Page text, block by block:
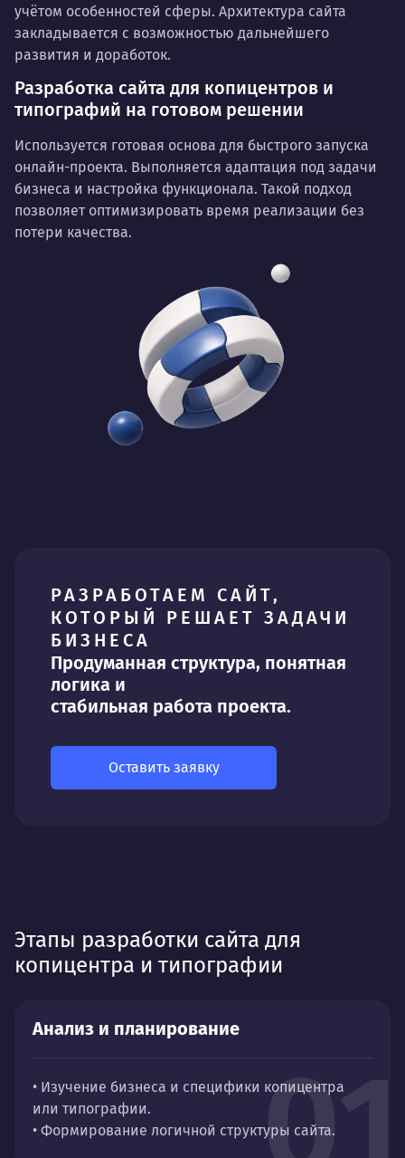
учётом особенностей сферы. Архитектура сайта
закладывается с возможностью дальнейшего
развития и доработок.
Разработка сайта для копицентров и
типографий на готовом решении
Используется готовая основа для быстрого запуска
онлайн-проекта. Выполняется адаптация под задачи
бизнеса и настройка функционала. Такой подход
позволяет оптимизировать время реализации без
потери качества.
РАЗРАБОТАЕМ САЙТ,
КОТОРЫЙ РЕШАЕТ ЗАДАЧИ
БИЗНЕСА
Продуманная структура, понятная
логика и
стабильная работа проекта.
Оставить заявку
Этапы разработки сайта для
копицентра и типографии
Анализ и планирование
• Изучение бизнеса и специфики копицентра
или типографии.
• Формирование логичной структуры сайта.